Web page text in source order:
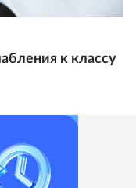
к классу